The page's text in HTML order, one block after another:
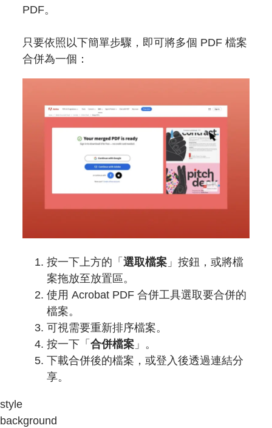
PDF。
只要依照以下簡單步驟，即可將多個 PDF 檔案
合併為一個：
按一下上方的「選取檔案 」按鈕，或將檔
案拖放至放置區。
使用 Acrobat PDF 合併工具選取要合併的
檔案。
可視需要重新排序檔案。
按一下「合併檔案 」。
下載合併後的檔案，或登入後透過連結分
享。
style
background